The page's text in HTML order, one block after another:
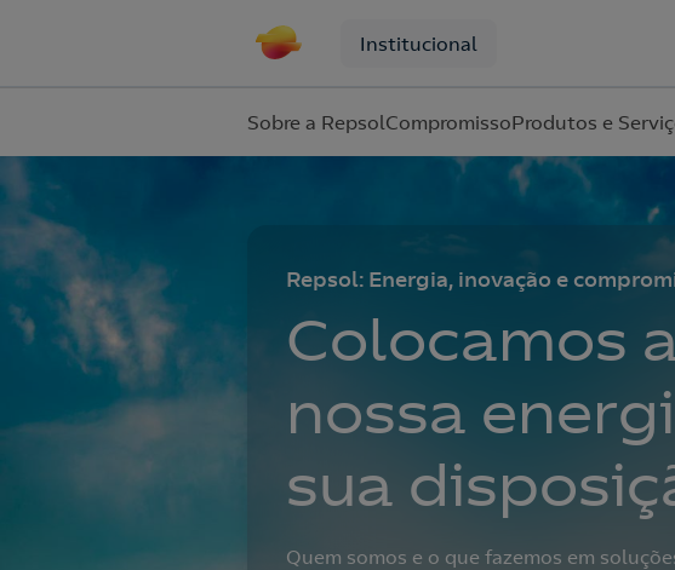
Institucional
Sobre a RepsolCompromissoProdutos eAcepto la
Repsol: Energia, inovação e
Colocamos
nossa
sua
Quem somos e o que fazemos em